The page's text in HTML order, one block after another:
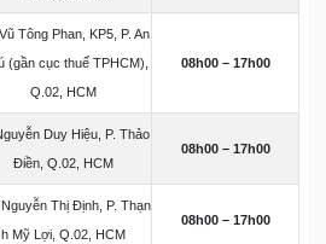
Tông Phan, KP5, P. An
(gần cục thuế TPHCM),
Q.02, HCM
08h00 – 17h00
Duy Hiệu, P. Thảo
Điền, Q.02, HCM
08h00 – 17h00
Thị Định, P. Thạn
h Mỹ Lợi, Q.02, HCM
08h00 – 17h00